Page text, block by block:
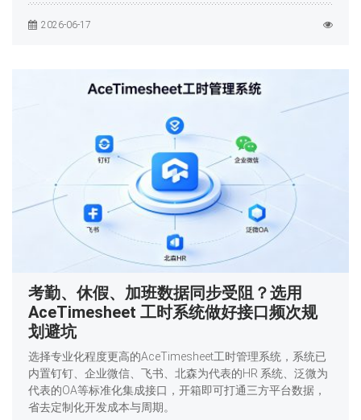
2026-06-17
考勤、休假、加班数据同步受阻？选用
AceTimesheet 工时系统做好接口频次规
划避坑
选择专业化程度更高的AceTimesheet工时管理系统，系统已
内置钉钉、企业微信、飞书、北森为代表的HR 系统、泛微为
代表的OA等标准化集成接口，开箱即可打通三方平台数据，
省去定制化开发成本与周期。